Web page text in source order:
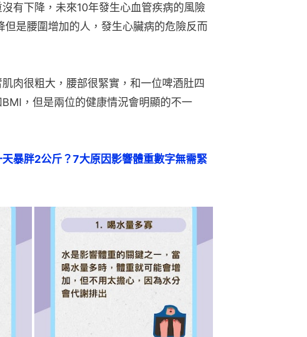
有下降，未來10年發生心血管疾病的風險
是腰圍增加的人，發生心臟病的危險反而
肉很粗大，腰部很緊實，和一位啤酒肚四
，但是兩位的健康情況會明顯的不一
暴胖2公斤？7大原因影響體重數字無需緊